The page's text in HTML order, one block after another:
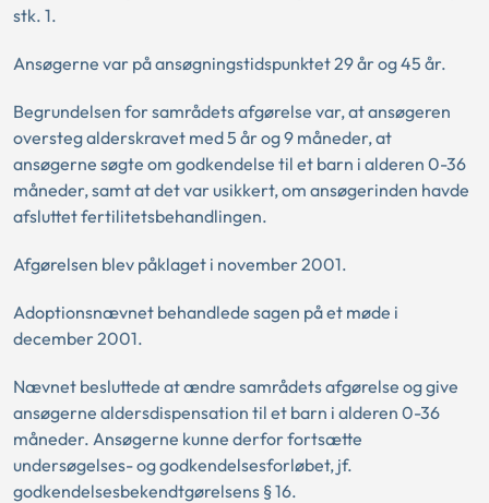
stk. 1.
Ansøgerne var på ansøgningstidspunktet 29 år og 45 år.
Begrundelsen for samrådets afgørelse var, at ansøgeren
oversteg alderskravet med 5 år og 9 måneder, at
ansøgerne søgte om godkendelse til et barn i alderen 0-36
måneder, samt at det var usikkert, om ansøgerinden havde
afsluttet fertilitetsbehandlingen.
Afgørelsen blev påklaget i november 2001.
Adoptionsnævnet behandlede sagen på et møde i
december 2001.
Nævnet besluttede at ændre samrådets afgørelse og give
ansøgerne aldersdispensation til et barn i alderen 0-36
måneder. Ansøgerne kunne derfor fortsætte
undersøgelses- og godkendelsesforløbet, jf.
godkendelsesbekendtgørelsens § 16.